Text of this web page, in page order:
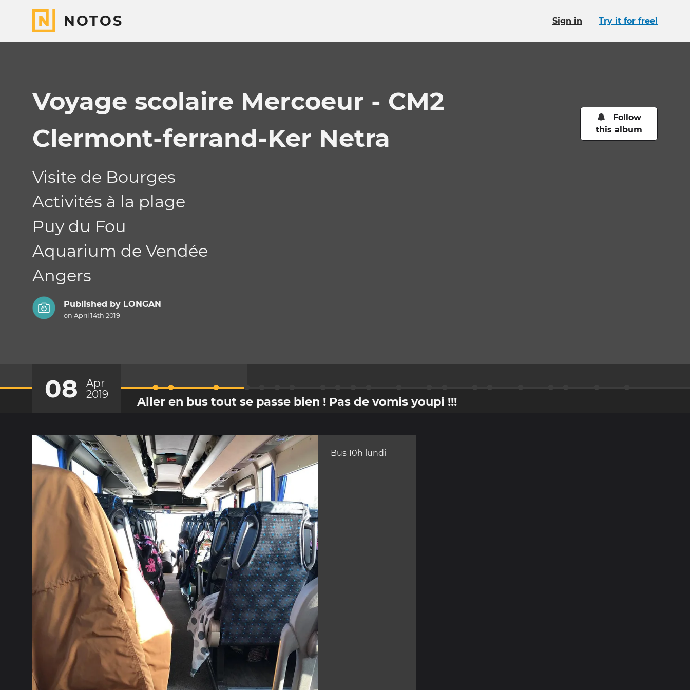
NOTOS Sign in Try it for free!
Voyage scolaire Mercoeur - CM2
Clermont-ferrand-Ker Netra
Follow
this album
Visite de Bourges
Activités à la plage
Puy du Fou
Aquarium de Vendée
Angers
Published by LONGAN
on April 14th 2019
08
Apr
2019
Aller en bus tout se passe bien ! Pas de vomis youpi !!!
Bus 10h lundi